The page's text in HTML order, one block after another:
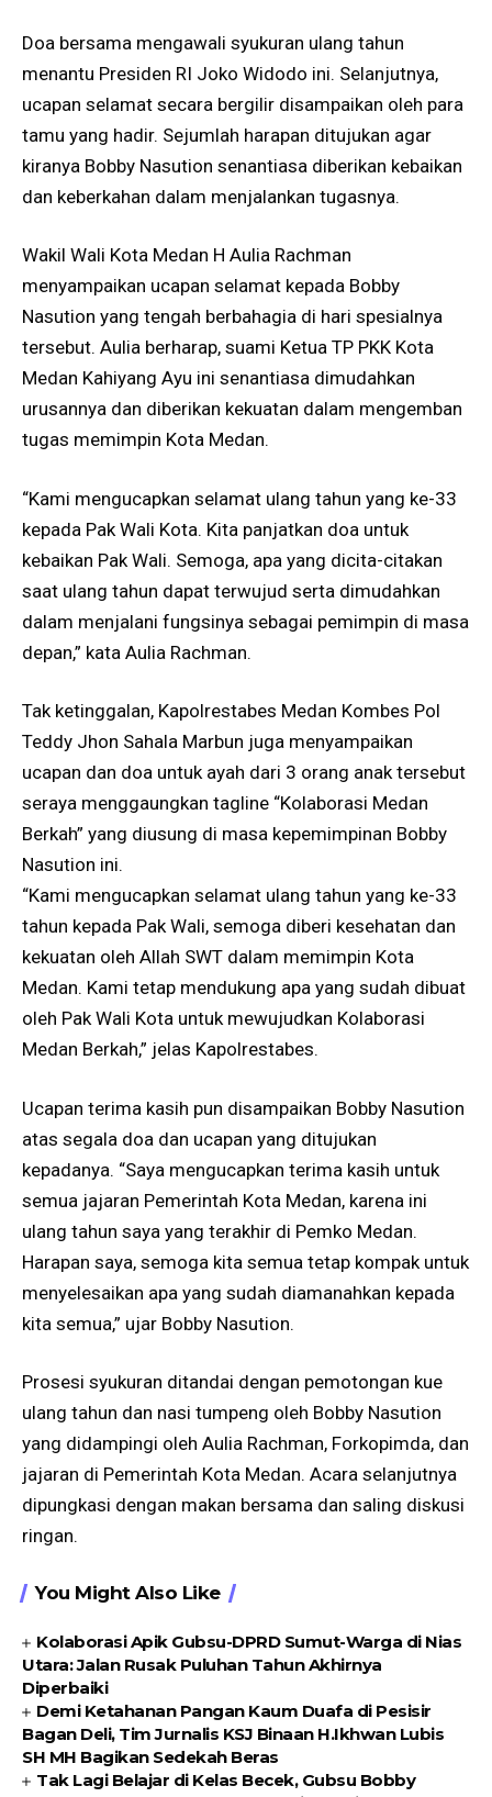
Doa bersama mengawali syukuran ulang tahun
menantu Presiden RI Joko Widodo ini. Selanjutnya,
ucapan selamat secara bergilir disampaikan oleh para
tamu yang hadir. Sejumlah harapan ditujukan agar
kiranya Bobby Nasution senantiasa diberikan kebaikan
dan keberkahan dalam menjalankan tugasnya.
Wakil Wali Kota Medan H Aulia Rachman
menyampaikan ucapan selamat kepada Bobby
Nasution yang tengah berbahagia di hari spesialnya
tersebut. Aulia berharap, suami Ketua TP PKK Kota
Medan Kahiyang Ayu ini senantiasa dimudahkan
urusannya dan diberikan kekuatan dalam mengemban
tugas memimpin Kota Medan.
“Kami mengucapkan selamat ulang tahun yang ke-33
kepada Pak Wali Kota. Kita panjatkan doa untuk
kebaikan Pak Wali. Semoga, apa yang dicita-citakan
saat ulang tahun dapat terwujud serta dimudahkan
dalam menjalani fungsinya sebagai pemimpin di masa
depan,” kata Aulia Rachman.
Tak ketinggalan, Kapolrestabes Medan Kombes Pol
Teddy Jhon Sahala Marbun juga menyampaikan
ucapan dan doa untuk ayah dari 3 orang anak tersebut
seraya menggaungkan tagline “Kolaborasi Medan
Berkah” yang diusung di masa kepemimpinan Bobby
Nasution ini.
“Kami mengucapkan selamat ulang tahun yang ke-33
tahun kepada Pak Wali, semoga diberi kesehatan dan
kekuatan oleh Allah SWT dalam memimpin Kota
Medan. Kami tetap mendukung apa yang sudah dibuat
oleh Pak Wali Kota untuk mewujudkan Kolaborasi
Medan Berkah,” jelas Kapolrestabes.
Ucapan terima kasih pun disampaikan Bobby Nasution
atas segala doa dan ucapan yang ditujukan
kepadanya. “Saya mengucapkan terima kasih untuk
semua jajaran Pemerintah Kota Medan, karena ini
ulang tahun saya yang terakhir di Pemko Medan.
Harapan saya, semoga kita semua tetap kompak untuk
menyelesaikan apa yang sudah diamanahkan kepada
kita semua,” ujar Bobby Nasution.
Prosesi syukuran ditandai dengan pemotongan kue
ulang tahun dan nasi tumpeng oleh Bobby Nasution
yang didampingi oleh Aulia Rachman, Forkopimda, dan
jajaran di Pemerintah Kota Medan. Acara selanjutnya
dipungkasi dengan makan bersama dan saling diskusi
ringan.
You Might Also Like
Kolaborasi Apik Gubsu-DPRD Sumut-Warga di Nias
Utara: Jalan Rusak Puluhan Tahun Akhirnya
Diperbaiki
Demi Ketahanan Pangan Kaum Duafa di Pesisir
Bagan Deli, Tim Jurnalis KSJ Binaan H.Ikhwan Lubis
SH MH Bagikan Sedekah Beras
Tak Lagi Belajar di Kelas Becek, Gubsu Bobby